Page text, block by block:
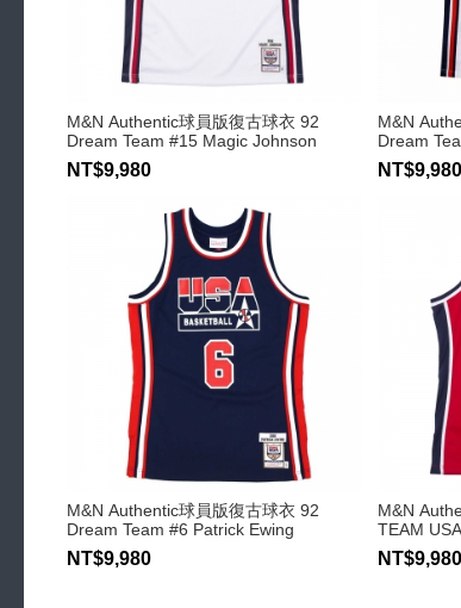
M&N Authentic球員版復古球衣 92
Dream Team #15 Magic Johnson
NT$9,980
M&N
Dream
NT$9,980
M&N Authentic球員版復古球衣 92
Dream Team #6 Patrick Ewing
NT$9,980
M&N
TEAM
NT$9,980